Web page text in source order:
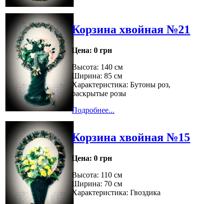
Корзина хвойная №21
Цена: 0 грн
Высота: 140 см
Ширина: 85 см
Характеристика: Бутоны роз,
раскрытые розы
Подробнее...
Корзина хвойная №15
Цена: 0 грн
Высота: 110 см
Ширина: 70 см
Характеристика: Гвоздика